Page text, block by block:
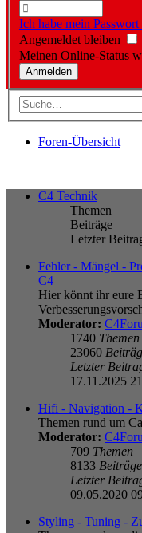
Ich habe mein Passwort
Angemeldet bleiben
Meinen Online-Status
Foren-Übersicht
C4 Technik
Themen
Beiträge
Letzter
Fehler - Mängel -
C4
Hier könnt ihr eure
Moderator:
1740 Themen
23060
Letzter
17.11.2025
Hifi - Navigation -
Themen rund um
Moderator:
709 Themen
8133 Beiträge
Letzter
09.05.2020
Styling - Tuning -